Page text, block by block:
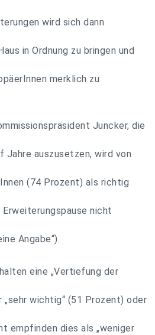
wird sich dann
in Ordnung zu bringen und
merklich zu
Juncker, die
auszusetzen, wird von
(74 Prozent) als richtig
nicht
Angabe“).
eine „Vertiefung der
wichtig“ (51 Prozent) oder
empfinden dies als „weniger